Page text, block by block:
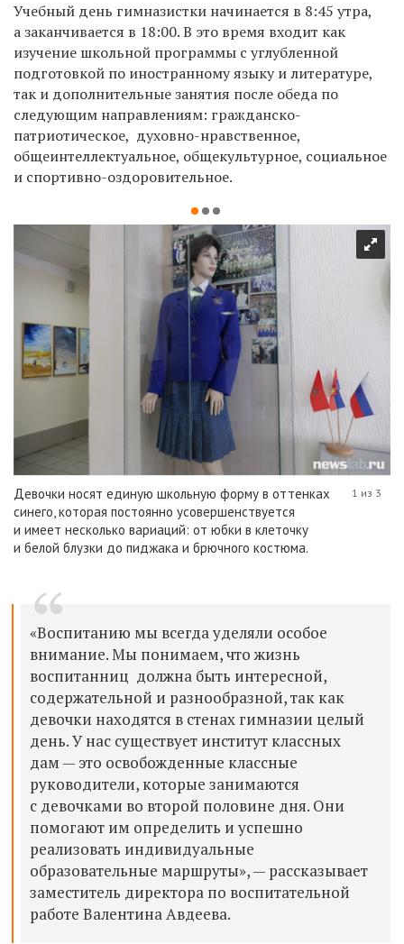
Учебный день гимназистки начинается в 8:45 утра,
а заканчивается в 18:00. В это время входит как
изучение школьной программы с углубленной
подготовкой по иностранному языку и литературе,
так и дополнительные занятия после обеда по
следующим направлениям: гражданско-
патриотическое, духовно-нравственное,
общеинтеллектуальное, общекультурное, социальное
и спортивно-оздоровительное.
Девочки носят единую школьную форму в оттенках
синего, которая постоянно усовершенствуется
и имеет несколько вариаций: от юбки в клеточку
и белой блузки до пиджака и брючного костюма.
1 из 3
«Воспитанию мы всегда уделяли особое
внимание. Мы понимаем, что жизнь
воспитанниц должна быть интересной,
содержательной и разнообразной, так как
девочки находятся в стенах гимназии целый
день. У нас существует институт классных
дам — это освобожденные классные
руководители, которые занимаются
с девочками во второй половине дня. Они
помогают им определить и успешно
реализовать индивидуальные
образовательные маршруты», — рассказывает
заместитель директора по воспитательной
работе Валентина Авдеева.